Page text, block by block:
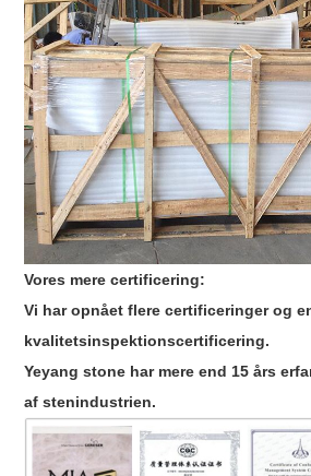
Vores mere certificering:
Vi har opnået flere certificeringer og
kvalitetsinspektionscertificering.
Yeyang stone har mere end 15 års
af stenindustrien.